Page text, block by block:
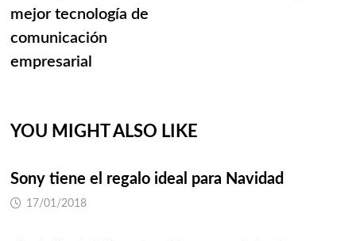
mejor tecnología de
comunicación
empresarial
YOU MIGHT ALSO LIKE
Sony tiene el regalo ideal para Navidad
17/01/2018